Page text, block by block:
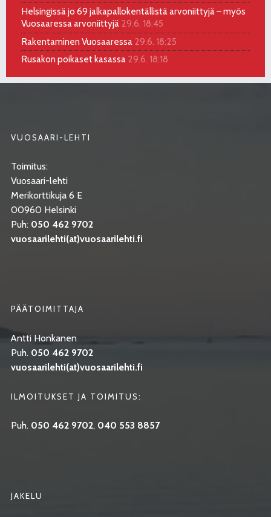
Helsingissä jo 69 jalkapallokentällistä arvoniittyjä – myös
Vuosaaressa arvoniittyjä 29.6. 18:45
Rakentaminen Vuosaaressa 29.6. 18:25
Rusakon poikaset kasassa 29.6. 18:18
VUOSAARI-LEHTI
Toimitus:
Vuosaari-lehti
Merikorttikuja 6 E
00960 Helsinki
Puh: 050 462 9702
vuosaarilehti(at)vuosaarilehti.fi
PÄÄTOIMITTAJA
Antti Honkanen
Puh. 050 462 9702
vuosaarilehti(at)vuosaarilehti.fi
ILMOITUKSET JA TOIMITUS:
Puh. 050 462 9702, 040 553 8857
JAKELU